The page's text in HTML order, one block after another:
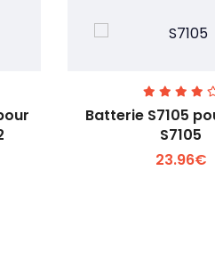
Voir plus
Batterie S7105
S7105
23.96€